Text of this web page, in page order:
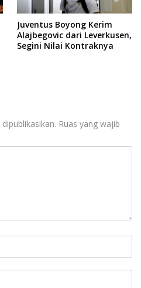
Juventus Boyong Kerim
Alajbegovic dari Leverkusen,
Segini Nilai Kontraknya
Ruas yang wajib